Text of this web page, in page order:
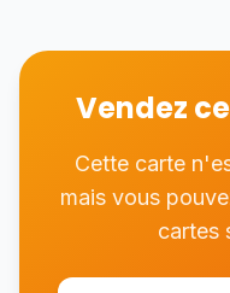
Vendez
Cette carte
mais vous
cartes